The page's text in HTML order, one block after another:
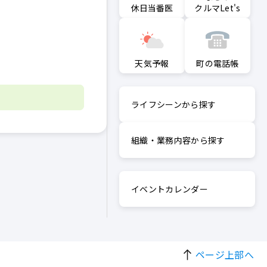
休日当番医
クルマLet's
天気予報 町の電話帳
ライフシーンから探す
組織・業務内容から探す
イベントカレンダー
ページ上部へ